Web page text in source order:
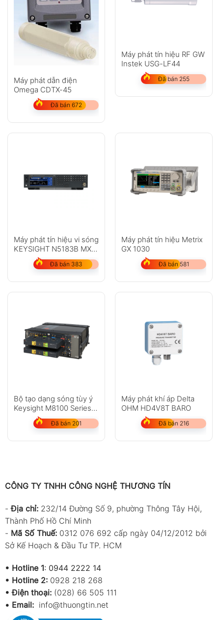
Máy phát dẫn điện
Omega CDTX-45
Đã bán 672
Máy phát tín hiệu RF GW
Instek USG-LF44
Đã bán 255
Máy phát tín hiệu vi sóng
KEYSIGHT N5183B MXG
X-Series
Đã bán 383
Máy phát tín hiệu Metrix
GX 1030
Đã bán 581
Bộ tạo dạng sóng tùy ý
Keysight M8100 Series
Đã bán 201
Máy phát khí áp Delta
OHM HD4V8T BARO
Đã bán 216
CÔNG TY TNHH CÔNG NGHỆ THƯƠNG TÍN
-Địa chỉ: 232/14 Đường Số 9, phường Thông Tây Hội,
Thành Phố Hồ Chí Minh
- Mã Số Thuế: 0312 076 692 cấp ngày 04/12/2012 bởi
Sở Kế Hoạch & Đầu Tư TP. HCM
• Hotline 1: 0944 2222 14
• Hotline 2: 0928 218 268
• Điện thoại: (028) 66 505 111
• Email: info@thuongtin.net